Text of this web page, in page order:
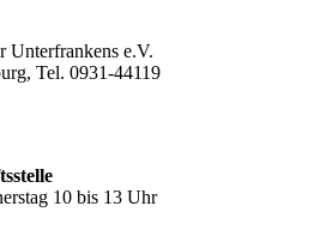
Unterfrankens e.V.
Tel. 0931-44119
10 bis 13 Uhr